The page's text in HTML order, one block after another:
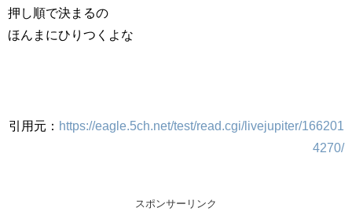
押し順で決まるの
ほんまにひりつくよな
引用元： https://eagle.5ch.net/test/read.cgi/livejupiter/166201
4270/
スポンサーリンク